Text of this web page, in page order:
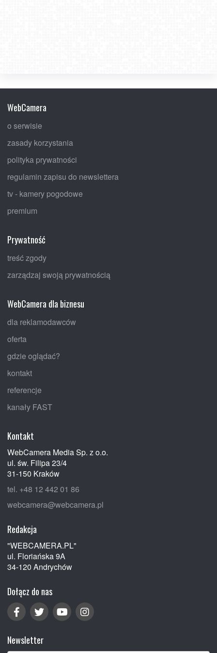
WebCamera
o serwisie
zasady korzystania
polityka prywatności
regulamin zapisu do newslettera
tv - kamery pogodowe
premium
Prywatność
treść zgody
zarządzaj swoją prywatnością
WebCamera dla biznesu
dla reklamodawców
oferta
gdzie oglądać?
kontakt
referencje
kanały FAST
Kontakt
WebCamera Media Sp. z o.o.
ul. św. Filipa 23/4
31-150 Kraków
tel. +48 12 442 01 86
webcamera@webcamera.pl
Redakcja
"WEBCAMERA.PL"
ul. Floriańska 9A
34-120 Andrychów
Dołącz do nas
Newsletter